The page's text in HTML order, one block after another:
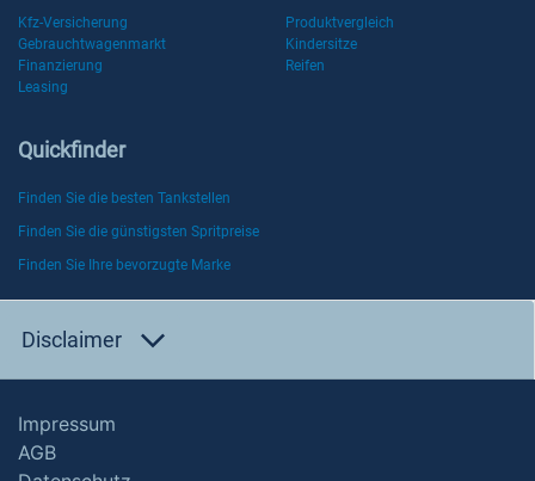
Kfz-Versicherung
Produktvergleich
Gebrauchtwagenmarkt
Kindersitze
Finanzierung
Reifen
Leasing
Quickfinder
Finden Sie die besten Tankstellen
Finden Sie die günstigsten Spritpreise
Finden Sie Ihre bevorzugte Marke
Disclaimer
Impressum
AGB